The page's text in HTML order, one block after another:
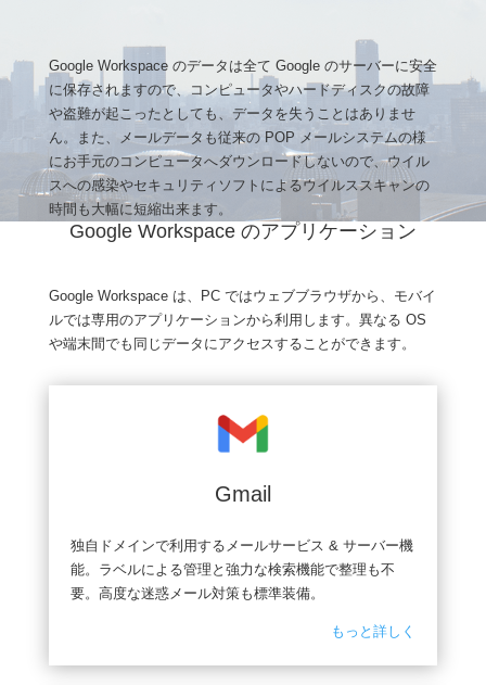
Google Workspace のデータは全て Google のサーバーに安全
に保存されますので、コンピュータやハードディスクの故障
や盗難が起こったとしても、データを失うことはありませ
ん。また、メールデータも従来の POP メールシステムの様
にお手元のコンピュータへダウンロードしないので、ウイル
スへの感染やセキュリティソフトによるウイルススキャンの
時間も大幅に短縮出来ます。
Google Workspace のアプリケーション
Google Workspace は、PC ではウェブブラウザから、モバイ
ルでは専用のアプリケーションから利用します。異なる OS
や端末間でも同じデータにアクセスすることができます。
Gmail
独自ドメインで利用するメールサービス & サーバー機
能。ラベルによる管理と強力な検索機能で整理も不
要。高度な迷惑メール対策も標準装備。
もっと詳しく